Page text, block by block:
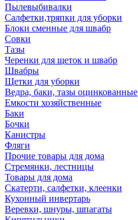
Пылевыбивалки
Салфетки,тряпки для уборки
Блоки сменные для швабр
Совки
Тазы
Черенки для щеток и швабр
Швабры
Щетки для уборки
Ведра, баки, тазы оцинкованные
Емкости хозяйственные
Баки
Бочки
Канистры
Фляги
Прочие товары для дома
Стремянки, лестницы
Товары для дома
Скатерти, салфетки, клеенки
Кухонный инвертарь
Веревки, шнуры, шпагаты